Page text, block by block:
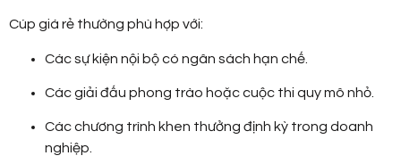
Cúp giá rẻ thường phù hợp với:
Các sự kiện nội bộ có ngân sách hạn chế.
Các giải đấu phong trào hoặc cuộc thi quy mô nhỏ.
Các chương trình khen thưởng định kỳ trong doanh
nghiệp.